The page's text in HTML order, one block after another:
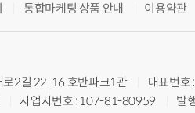
통합마케팅 상품 안내 이용약관
로2길 22-16 호반파크1관
대표번
사업자번호 : 107-81-80959
발